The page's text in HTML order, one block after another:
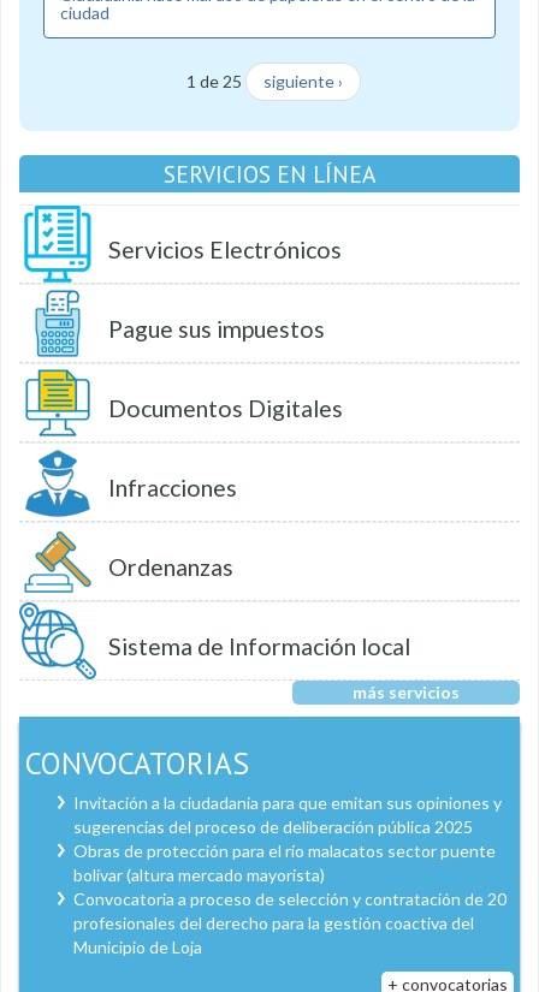
ciudad
1 de 25 siguiente ›
SERVICIOS EN LÍNEA
Servicios Electrónicos
Pague sus impuestos
Documentos Digitales
Infracciones
Ordenanzas
Sistema de Información local
más servicios
CONVOCATORIAS
Invitación a la ciudadanía para que emitan sus opiniones y
sugerencias del proceso de deliberación pública 2025
Obras de protección para el río malacatos sector puente
bolívar (altura mercado mayorista)
Convocatoria a proceso de selección y contratación de 20
profesionales del derecho para la gestión coactiva del
Municipio de Loja
+ convocatorias